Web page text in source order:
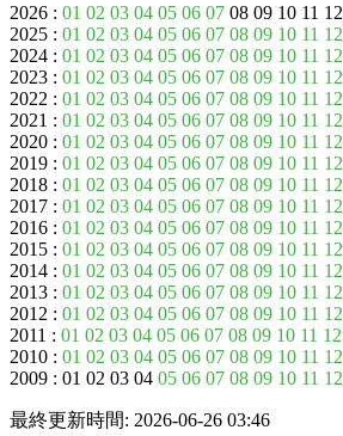
2026 : 01 02 03 04 05 06 07 08 09 10 11 12
2025 : 01 02 03 04 05 06 07 08 09 10 11 12
2024 : 01 02 03 04 05 06 07 08 09 10 11 12
2023 : 01 02 03 04 05 06 07 08 09 10 11 12
2022 : 01 02 03 04 05 06 07 08 09 10 11 12
2021 : 01 02 03 04 05 06 07 08 09 10 11 12
2020 : 01 02 03 04 05 06 07 08 09 10 11 12
2019 : 01 02 03 04 05 06 07 08 09 10 11 12
2018 : 01 02 03 04 05 06 07 08 09 10 11 12
2017 : 01 02 03 04 05 06 07 08 09 10 11 12
2016 : 01 02 03 04 05 06 07 08 09 10 11 12
2015 : 01 02 03 04 05 06 07 08 09 10 11 12
2014 : 01 02 03 04 05 06 07 08 09 10 11 12
2013 : 01 02 03 04 05 06 07 08 09 10 11 12
2012 : 01 02 03 04 05 06 07 08 09 10 11 12
2011 : 01 02 03 04 05 06 07 08 09 10 11 12
2010 : 01 02 03 04 05 06 07 08 09 10 11 12
2009 : 01 02 03 04 05 06 07 08 09 10 11 12
最終更新時間: 2026-06-26 03:46